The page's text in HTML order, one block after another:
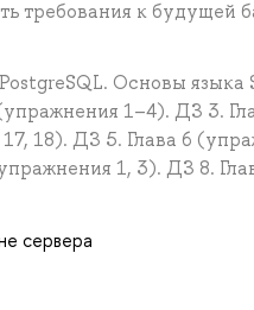
требования к будущей
Основы
1–4). ДЗ 3.
18). ДЗ 5. Глава 6
1, 3). ДЗ 8.
сервера